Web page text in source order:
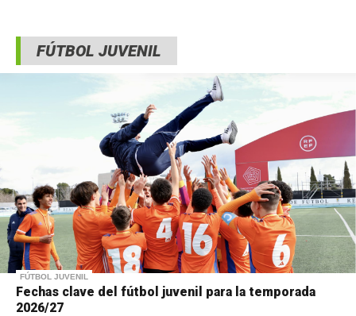
FÚTBOL JUVENIL
FÚTBOL JUVENIL
Fechas clave del fútbol juvenil para la temporada
2026/27